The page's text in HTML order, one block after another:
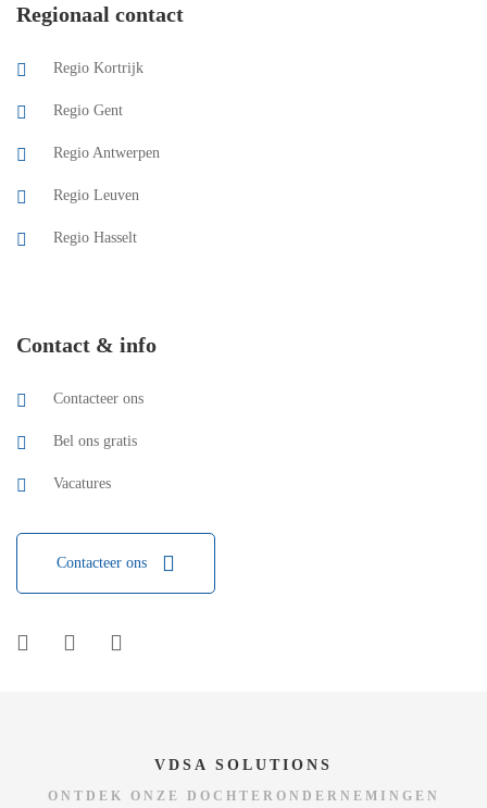
Regionaal contact
Regio Kortrijk
Regio Gent
Regio Antwerpen
Regio Leuven
Regio Hasselt
Contact & info
Contacteer ons
Bel ons gratis
Vacatures
Contacteer ons
VDSA SOLUTIONS
ONTDEK ONZE DOCHTERONDERNEMINGEN